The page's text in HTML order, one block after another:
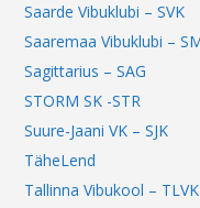
Saarde Vibuklubi – SVK
Saaremaa Vibuklubi –
Sagittarius – SAG
STORM SK -STR
Suure-Jaani VK – SJK
TäheLend
Tallinna Vibukool – TLVK